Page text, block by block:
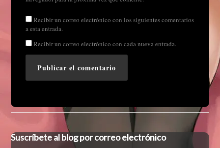
Recibir un correo electrónico con los siguientes comentarios
a esta entrada.
Recibir un correo electrónico con cada nueva entrada.
Suscríbete al blog por correo electrónico